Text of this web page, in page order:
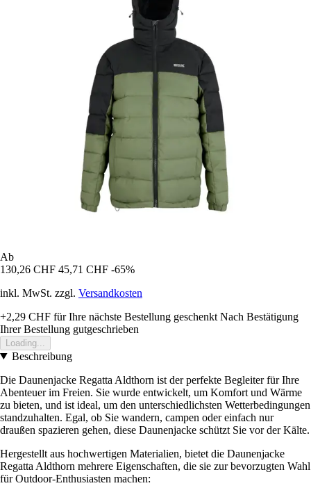
Ab
130,26 CHF 45,71 CHF -65%
inkl. MwSt. zzgl. Versandkosten
+2,29 CHF für Ihre nächste Bestellung geschenkt Nach Bestätigung
Ihrer Bestellung gutgeschrieben
Loading...
Beschreibung
Die Daunenjacke Regatta Aldthorn ist der perfekte Begleiter für Ihre
Abenteuer im Freien. Sie wurde entwickelt, um Komfort und Wärme
zu bieten, und ist ideal, um den unterschiedlichsten Wetterbedingungen
standzuhalten. Egal, ob Sie wandern, campen oder einfach nur
draußen spazieren gehen, diese Daunenjacke schützt Sie vor der Kälte.
Hergestellt aus hochwertigen Materialien, bietet die Daunenjacke
Regatta Aldthorn mehrere Eigenschaften, die sie zur bevorzugten Wahl
für Outdoor-Enthusiasten machen: